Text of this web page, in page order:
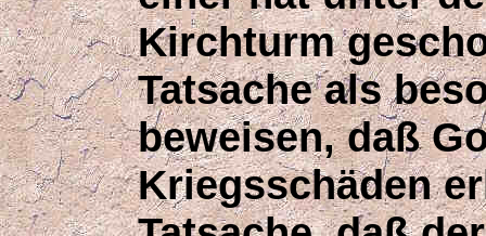
Kirchturm
Tatsache als
beweisen, daß
Kriegsschäden